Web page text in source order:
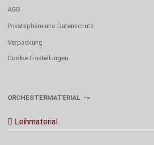
AGB
Privatsphäre und Datenschutz
Verpackung
Cookie Einstellungen
ORCHESTERMATERIAL ->
Leihmaterial